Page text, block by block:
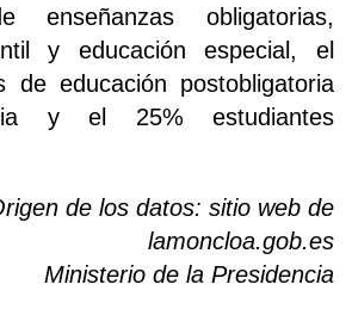
enseñanzas obligatorias,
y educación especial, el
de educación postobligatoria
y el 25% estudiantes
de los datos: sitio web de
lamoncloa.gob.es
Ministerio de la Presidencia